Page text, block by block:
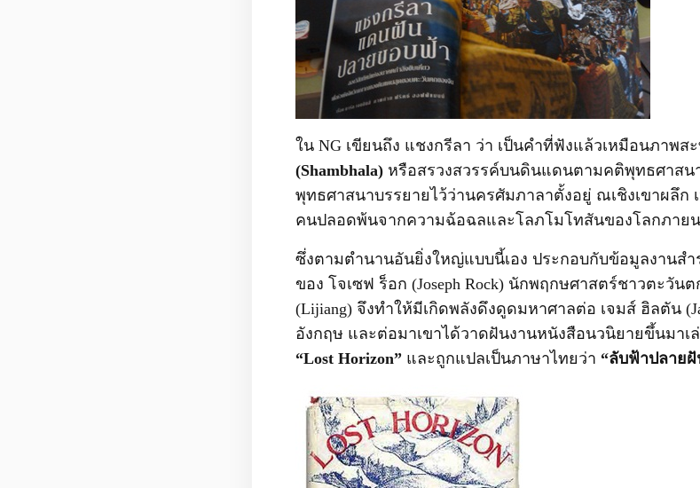
ใน NG เขียนถึง แชงกรีลา ว่า เป็นคำที่ฟังแล้วเหมือนภาพส
(Shambhala) หรือสรวงสวรรค์บนดินแดนตามคติพุทธศาสน
พุทธศาสนาบรรยายไว้ว่านครศัมภาลาตั้งอยู่ ณเชิงเขาผลึก
คนปลอดพ้นจากความฉ้อฉลและโลภโมโทสันของโลกภาย
ซึ่งตามตำนานอันยิ่งใหญ่แบบนี้เอง ประกอบกับข้อมูลงานสำร
ของ โจเซฟ ร็อก (Joseph Rock) นักพฤกษศาสตร์ชาวตะวัน
(Lijiang) จึงทำให้มีเกิดพลังดึงดูดมหาศาลต่อ เจมส์ ฮิลตัน
อังกฤษ และต่อมาเขาได้วาดฝันงานหนังสือนวนิยายขึ้นมาเ
“Lost Horizon” และถูกแปลเป็นภาษาไทยว่า “ลับฟ้าปลายฝั